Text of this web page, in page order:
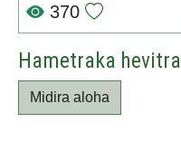
370
Hametraka hevitra
Midira aloha